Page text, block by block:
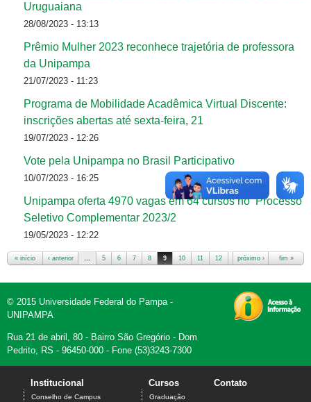
Uruguaiana
28/08/2023 - 13:13
Prêmio Mulher 2023 reconhece trajetória de professora
da Unipampa
21/07/2023 - 11:23
Programa de Mobilidade Acadêmica Virtual Discente:
inscrições abertas até sexta-feira, 21
19/07/2023 - 12:26
Vote pela Unipampa no Brasil Participativo
10/07/2023 - 16:25
Unipampa oferta 4970 vagas em 64 cursos no Processo
Seletivo Complementar 2023/2
19/05/2023 - 12:22
« início ‹ anterior … 5 6 7 8 9 10 11 12 13 …
próximo › fim »
© 2015 Universidade Federal do Pampa -
UNIPAMPA
Rua 21 de abril, 80 - Bairro São Gregório - Dom
Pedrito, RS - 96450-000 - Fone (53)3243-7300
Institucional
Conselho de Campus
Cursos
Graduação
Contato